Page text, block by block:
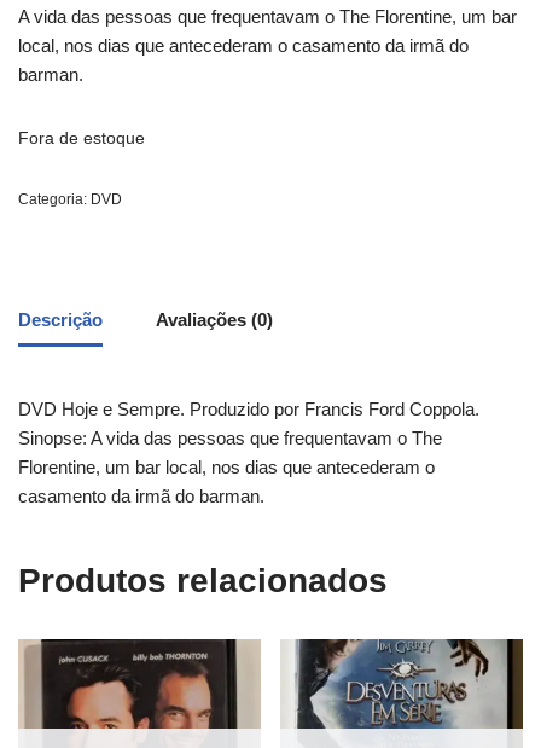
A vida das pessoas que frequentavam o The Florentine, um bar
local, nos dias que antecederam o casamento da irmã do
barman.
Fora de estoque
Categoria: DVD
Descrição Avaliações (0)
DVD Hoje e Sempre. Produzido por Francis Ford Coppola.
Sinopse: A vida das pessoas que frequentavam o The
Florentine, um bar local, nos dias que antecederam o
casamento da irmã do barman.
Produtos relacionados